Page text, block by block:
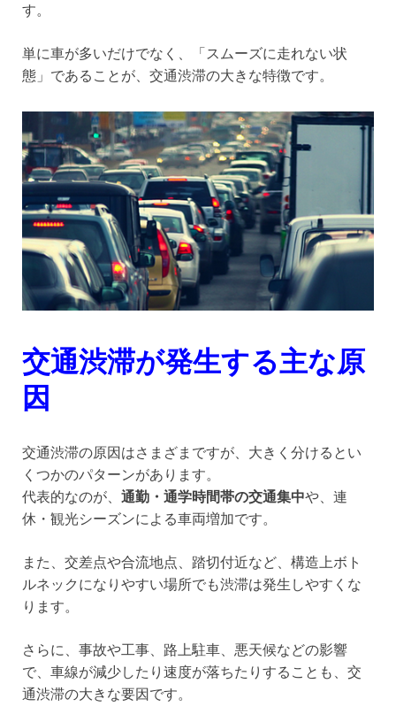
す。
単に車が多いだけでなく、「スムーズに走れない状
態」であることが、交通渋滞の大きな特徴です。
交通渋滞が発生する主な原
因
交通渋滞の原因はさまざまですが、大きく分けるとい
くつかのパターンがあります。
代表的なのが、 通勤・通学時間帯の交通集中や、連
休・観光シーズンによる車両増加です。
また、交差点や合流地点、踏切付近など、構造上ボト
ルネックになりやすい場所でも渋滞は発生しやすくな
ります。
さらに、事故や工事、路上駐車、悪天候などの影響
で、車線が減少したり速度が落ちたりすることも、交
通渋滞の大きな要因です。